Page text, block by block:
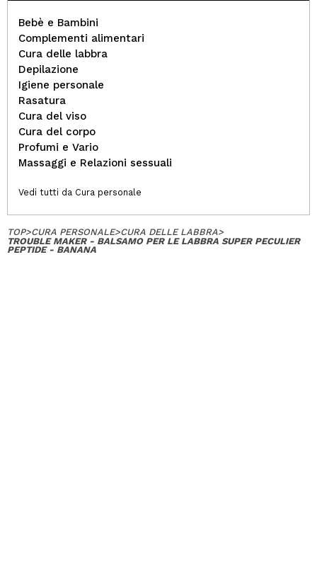
Bebè e Bambini
Complementi alimentari
Cura delle labbra
Depilazione
Igiene personale
Rasatura
Cura del viso
Cura del corpo
Profumi e Vario
Massaggi e Relazioni sessuali
Vedi tutti da Cura personale
TOP>CURA PERSONALE>CURA DELLE LABBRA>
TROUBLE MAKER - BALSAMO PER LE LABBRA SUPER PECULIER
PEPTIDE - BANANA